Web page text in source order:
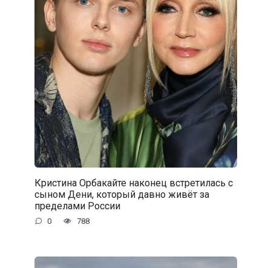
Кристина Орбакайте наконец встретилась с
сыном Дени, который давно живёт за
пределами России
0 788